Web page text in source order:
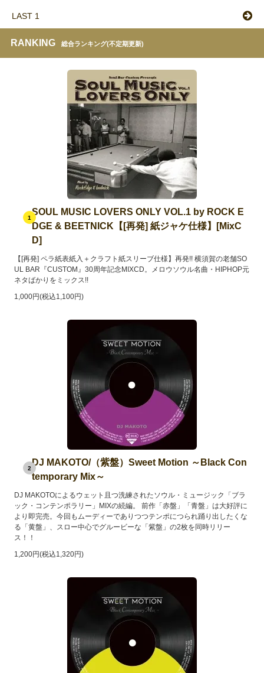
LAST 1
RANKING 総合ランキング(不定期更新)
1
SOUL MUSIC LOVERS ONLY VOL.1 by ROCK E
DGE & BEETNICK【[再発] 紙ジャケ仕様】[MixC
D]
【[再発] ペラ紙表紙入＋クラフト紙スリーブ仕様】再発!! 横須賀の老舗SO
UL BAR『CUSTOM』30周年記念MIXCD。メロウソウル名曲・HIPHOP元
ネタばかりをミックス!!
1,000円(税込1,100円)
2
DJ MAKOTO/（紫盤）Sweet Motion ～Black Con
temporary Mix～
DJ MAKOTOによるウェット且つ洗練されたソウル・ミュージック「ブラ
ック・コンテンポラリー」MIXの続編。 前作「赤盤」「青盤」は大好評に
より即完売。今回もムーディーでありつつテンポにつられ踊り出したくな
る「黄盤」、スロー中心でグルービーな「紫盤」の2枚を同時リリー
ス！！
1,200円(税込1,320円)